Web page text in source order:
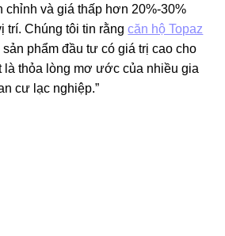
chỉnh và giá thấp hơn 20%-30%
trí. Chúng tôi tin rằngcăn hộ Topaz
phẩm đầu tư có giá trị cao cho
là thỏa lòng mơ ước của nhiều gia
cư lạc nghiệp.”